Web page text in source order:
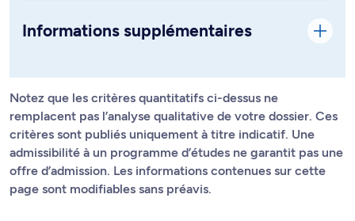
Informations supplémentaires
Notez que les critères quantitatifs ci-dessus ne
remplacent pas l’analyse qualitative de votre dossier. Ces
critères sont publiés uniquement à titre indicatif. Une
admissibilité à un programme d’études ne garantit pas une
offre d’admission. Les informations contenues sur cette
page sont modifiables sans préavis.